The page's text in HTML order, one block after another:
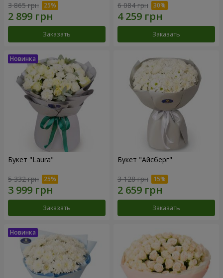
3 865 грн
Заказать
6 084 грн
Заказать
Букет "Laura"
5 332 грн
Заказать
Букет "Айсберг"
3 128 грн
Заказать